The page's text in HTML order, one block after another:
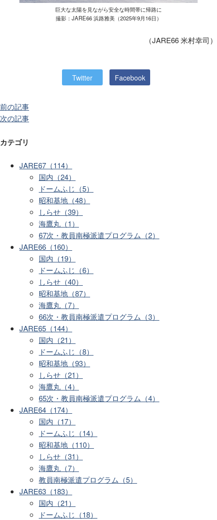
巨大な太陽を見ながら安全な時間帯に帰路に
撮影：JARE66 浜路雅美（2025年9月16日）
（JARE66 米村幸司）
Twitter Facebook
前の記事
次の記事
カテゴリ
JARE67（114）
国内（24）
ドームふじ（5）
昭和基地（48）
しらせ（39）
海鷹丸（1）
67次・教員南極派遣プログラム（2）
JARE66（160）
国内（19）
ドームふじ（6）
しらせ（40）
昭和基地（87）
海鷹丸（7）
66次・教員南極派遣プログラム（3）
JARE65（144）
国内（21）
ドームふじ（8）
昭和基地（93）
しらせ（21）
海鷹丸（4）
65次・教員南極派遣プログラム（4）
JARE64（174）
国内（17）
ドームふじ（14）
昭和基地（110）
しらせ（31）
海鷹丸（7）
教員南極派遣プログラム（5）
JARE63（183）
国内（21）
ドームふじ（18）